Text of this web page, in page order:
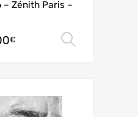
– Zénith Paris –
€